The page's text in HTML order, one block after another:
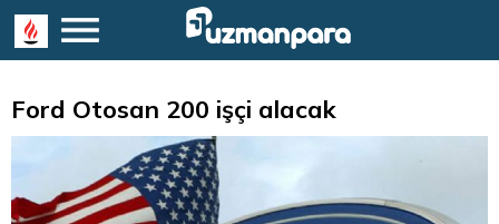
Ford Otosan 200 işçi alacak